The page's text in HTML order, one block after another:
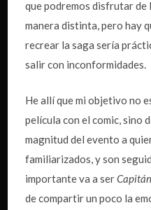
que podremos disfrutar de
manera distinta, pero hay
recrear la saga sería
salir con inconformidades.
He allí que mi objetivo no
película con el comic, sino
magnitud del evento a
familiarizados, y son
importante va a ser
de compartir un poco la